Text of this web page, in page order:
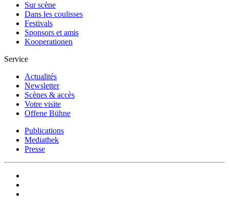
Sur scène
Dans les coulisses
Festivals
Sponsors et amis
Kooperationen
Service
Actualités
Newsletter
Scènes & accès
Votre visite
Offene Bühne
Publications
Mediathek
Presse